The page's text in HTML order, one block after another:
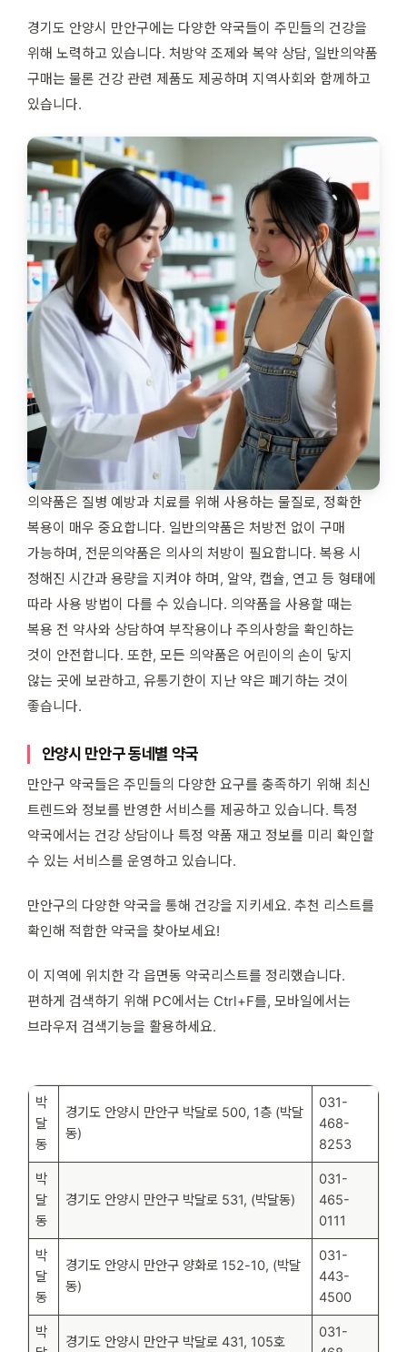
경기도 안양시 만안구에는 다양한 약국들이 주민들의 건강을
위해 노력하고 있습니다. 처방약 조제와 복약 상담, 일반의약품
구매는 물론 건강 관련 제품도 제공하며 지역사회와 함께하고
있습니다.
의약품은 질병 예방과 치료를 위해 사용하는 물질로, 정확한
복용이 매우 중요합니다. 일반의약품은 처방전 없이 구매
가능하며, 전문의약품은 의사의 처방이 필요합니다. 복용 시
정해진 시간과 용량을 지켜야 하며, 알약, 캡슐, 연고 등 형태에
따라 사용 방법이 다를 수 있습니다. 의약품을 사용할 때는
복용 전 약사와 상담하여 부작용이나 주의사항을 확인하는
것이 안전합니다. 또한, 모든 의약품은 어린이의 손이 닿지
않는 곳에 보관하고, 유통기한이 지난 약은 폐기하는 것이
좋습니다.
안양시 만안구 동네별 약국
만안구 약국들은 주민들의 다양한 요구를 충족하기 위해 최신
트렌드와 정보를 반영한 서비스를 제공하고 있습니다. 특정
약국에서는 건강 상담이나 특정 약품 재고 정보를 미리 확인할
수 있는 서비스를 운영하고 있습니다.
만안구의 다양한 약국을 통해 건강을 지키세요. 추천 리스트를
확인해 적합한 약국을 찾아보세요!
이 지역에 위치한 각 읍면동 약국리스트를 정리했습니다.
편하게 검색하기 위해 PC에서는 Ctrl+F를, 모바일에서는
브라우저 검색기능을 활용하세요.
박
달
동
경기도 안양시 만안구 박달로 500, 1층 (박달
동)
031-
468-
8253
박
달
동
경기도 안양시 만안구 박달로 531, (박달동)
031-
465-
0111
박
달
동
경기도 안양시 만안구 양화로 152-10, (박달
동)
031-
443-
4500
박
경기도 안양시 만안구 박달로 431, 105호
031-